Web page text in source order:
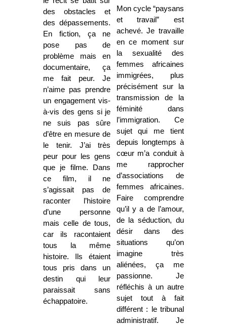
des obstacles et
des dépassements.
En fiction, ça ne
pose pas de
problème mais en
documentaire, ça
me fait peur. Je
n’aime pas prendre
un engagement vis-
à-vis des gens si je
ne suis pas sûre
d’être en mesure de
le tenir. J’ai très
peur pour les gens
que je filme. Dans
ce film, il ne
s’agissait pas de
raconter l’histoire
d’une personne
mais celle de tous,
car ils racontaient
tous la même
histoire. Ils étaient
tous pris dans un
destin qui leur
paraissait sans
échappatoire.
Mon cycle “paysans
et travail” est
achevé. Je travaille
en ce moment sur
la sexualité des
femmes africaines
immigrées, plus
précisément sur la
transmission de la
féminité dans
l’immigration. Ce
sujet qui me tient
depuis longtemps à
cœur m’a conduit à
me rapprocher
d’associations de
femmes africaines.
Faire comprendre
qu’il y a de l’amour,
de la séduction, du
désir dans des
situations qu’on
imagine très
aliénées, ça me
passionne. Je
réfléchis à un autre
sujet tout à fait
différent : le tribunal
administratif. Je